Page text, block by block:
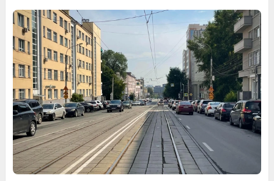
52 1
31 Обсудить 281 2